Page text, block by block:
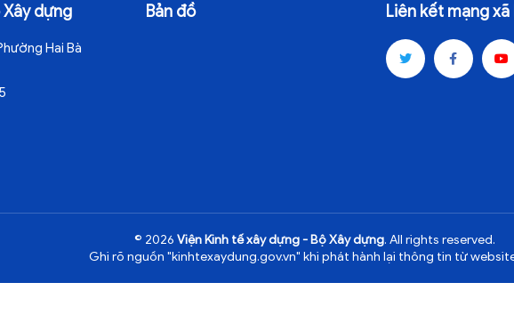
dựng
Hai Bà
Bản đồ Liên kết mạng xã
© 2026 Viện Kinh tế xây dựng - Bộ Xây dựng. All rights reserved.
Ghi rõ nguồn "kinhtexaydung.gov.vn" khi phát hành lại thông tin từ